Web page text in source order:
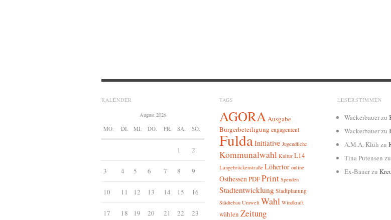
KALENDER
August 2026
MO. DI. MI. DO. FR. SA. SO.
1 2
3 4 5 6 7 8 9
10 11 12 13 14 15 16
17 18 19 20 21 22 23
TAGS
AGORAAusgabe
Bürgerbeteiligung engagement
FuldaInitiative Jugendliche
Kommunalwahl Kultur L14
Langebrückenstraße Löhertor online
OsthessenPDFPrint Spenden
StadtentwicklungStadtplanung
Städtebau Umwelt Wahl Windkraft
wählen Zeitung
LESERSTIMMEN
Wackerbauerzu
Wackerbauerzu
A.M.A. Klüh zu
Tina Putensen zu
Ex-Bauerzu